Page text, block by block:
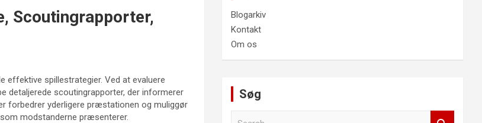
Scoutingrapporter,
effektive spillestrategier. Ved at evaluere
detaljerede scoutingrapporter, der informerer
forbedrer yderligere præstationen og muliggør
modstanderne præsenterer.
Blogarkiv
Kontakt
Om os
Søg